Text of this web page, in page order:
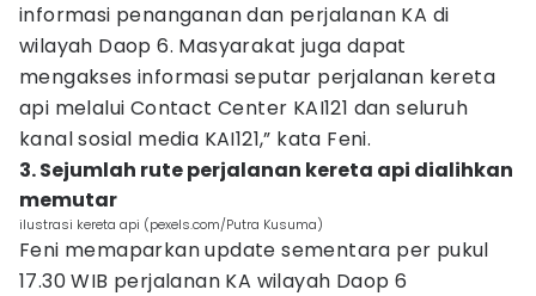
informasi penanganan dan perjalanan KA di
wilayah Daop 6. Masyarakat juga dapat
mengakses informasi seputar perjalanan kereta
api melalui Contact Center KAI121 dan seluruh
kanal sosial media KAI121,” kata Feni.
3. Sejumlah rute perjalanan kereta api dialihkan
memutar
ilustrasi kereta api (pexels.com/Putra Kusuma)
Feni memaparkan update sementara per pukul
17.30 WIB perjalanan KA wilayah Daop 6